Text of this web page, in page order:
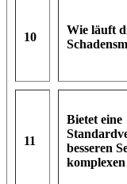
10
Wie läuft
11
Bietet eine
besseren